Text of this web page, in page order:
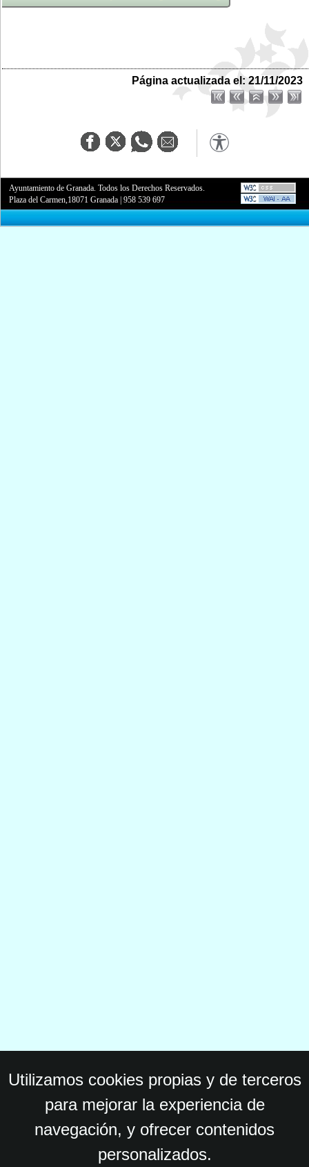
Página actualizada el: 21/11/2023
Ayuntamiento de Granada. Todos los Derechos Reservados.
Plaza del Carmen,18071 Granada |958 539 697
Utilizamos cookies propias y de terceros
para mejorar la experiencia de
navegación, y ofrecer contenidos
personalizados.